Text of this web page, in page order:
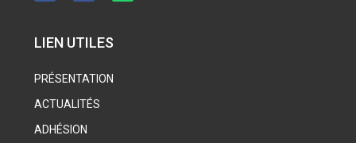
LIEN UTILES
PRÉSENTATION
ACTUALITÉS
ADHÉSION